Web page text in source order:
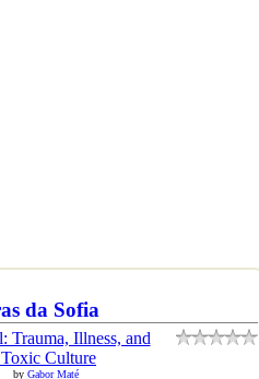
da Sofia
Trauma, Illness, and
Culture
by Gabor Maté